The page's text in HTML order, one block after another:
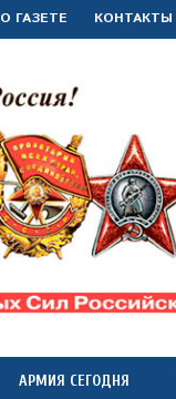
О ГАЗЕТЕ КОНТАКТЫ
АРМИЯ СЕГОДНЯ